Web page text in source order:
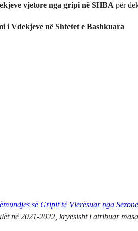
vjetore nga gripi në SHBA për
i Vdekjeve në Shtetet e Bashkuara
së Gripit të Vlerësuar nga
në 2021-2022, kryesisht i atribuar